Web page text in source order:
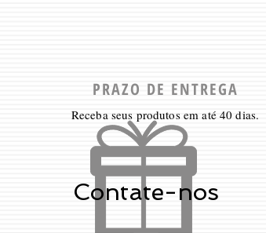
PRAZO DE ENTREGA
Receba seus produtos em até 40 dias.
Contate-nos